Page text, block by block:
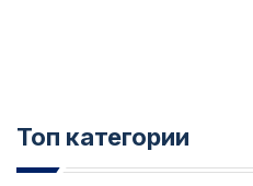
Топ категории